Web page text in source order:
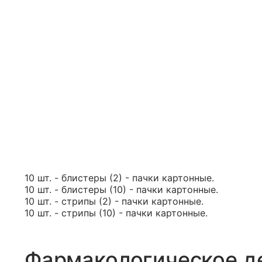
10 шт. - блистеры (2) - пачки картонные.
10 шт. - блистеры (10) - пачки картонные.
10 шт. - стрипы (2) - пачки картонные.
10 шт. - стрипы (10) - пачки картонные.